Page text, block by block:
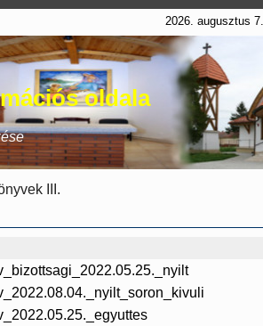
2026. augusztus
oldala
III.